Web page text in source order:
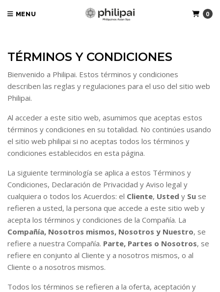
MENU 0
TÉRMINOS Y CONDICIONES
Bienvenido a Philipai. Estos términos y condiciones
describen las reglas y regulaciones para el uso del sitio web
Philipai.
Al acceder a este sitio web, asumimos que aceptas estos
términos y condiciones en su totalidad. No continúes usando
el sitio web philipai si no aceptas todos los términos y
condiciones establecidos en esta página.
La siguiente terminología se aplica a estos Términos y
Condiciones, Declaración de Privacidad y Aviso legal y
cualquiera o todos los Acuerdos: el Cliente, Usted y Su se
refieren a usted, la persona que accede a este sitio web y
acepta los términos y condiciones de la Compañía. La
Compañía, Nosotros mismos, Nosotros y Nuestro, se
refiere a nuestra Compañía. Parte, Partes o Nosotros, se
refiere en conjunto al Cliente y a nosotros mismos, o al
Cliente o a nosotros mismos.
Todos los términos se refieren a la oferta, aceptación y